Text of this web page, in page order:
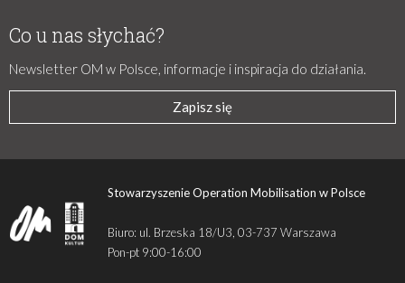
Co u nas słychać?
Newsletter OM w Polsce, informacje i inspiracja do działania.
Zapisz się
Stowarzyszenie Operation Mobilisation w Polsce
Biuro: ul. Brzeska 18/U3, 03-737 Warszawa
Pon-pt 9:00-16:00